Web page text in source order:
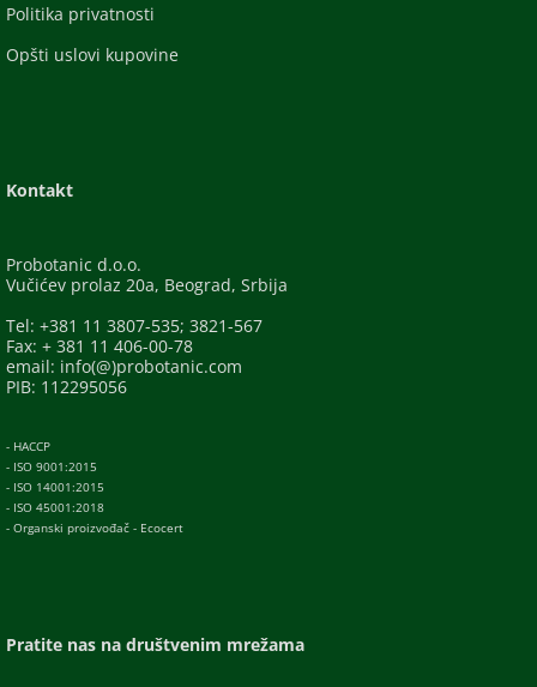
Politika privatnosti
Opšti uslovi kupovine
Kontakt
Probotanic d.o.o.
Vučićev prolaz 20a, Beograd, Srbija
Tel: +381 11 3807-535; 3821-567
Fax: + 381 11 406-00-78
email: info(@)probotanic.com
PIB: 112295056
- HACCP
- ISO 9001:2015
- ISO 14001:2015
- ISO 45001:2018
- Organski proizvođač - Ecocert
Pratite nas na društvenim mrežama